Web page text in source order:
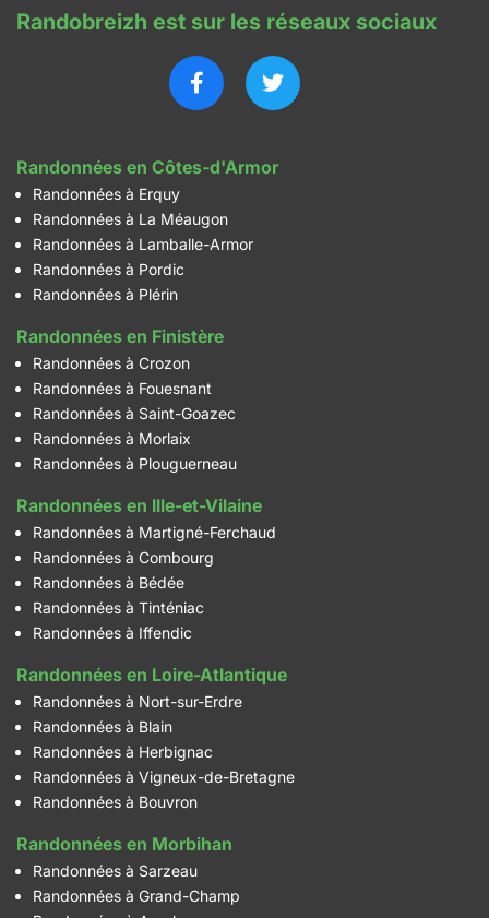
Randobreizh est sur les réseaux sociaux
Randonnées en Côtes-d'Armor
Randonnées à Erquy
Randonnées à La Méaugon
Randonnées à Lamballe-Armor
Randonnées à Pordic
Randonnées à Plérin
Randonnées en Finistère
Randonnées à Crozon
Randonnées à Fouesnant
Randonnées à Saint-Goazec
Randonnées à Morlaix
Randonnées à Plouguerneau
Randonnées en Ille-et-Vilaine
Randonnées à Martigné-Ferchaud
Randonnées à Combourg
Randonnées à Bédée
Randonnées à Tinténiac
Randonnées à Iffendic
Randonnées en Loire-Atlantique
Randonnées à Nort-sur-Erdre
Randonnées à Blain
Randonnées à Herbignac
Randonnées à Vigneux-de-Bretagne
Randonnées à Bouvron
Randonnées en Morbihan
Randonnées à Sarzeau
Randonnées à Grand-Champ